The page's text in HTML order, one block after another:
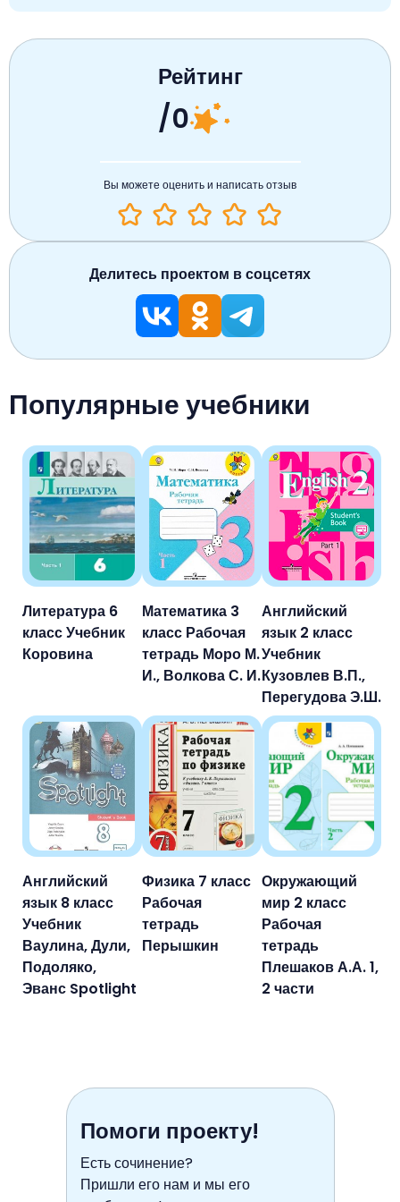
Популярные учебники
Литература 6
класс Учебник
Коровина
Математика 3
класс Рабочая
тетрадь Моро М.
И., Волкова С. И.
Английский
язык 2 класс
Учебник
Кузовлев В.П.,
Перегудова Э.Ш.
Английский
язык 8 класс
Учебник
Ваулина, Дули,
Подоляко,
Эванс Spotlight
Физика 7 класс
Рабочая
тетрадь
Перышкин
Окружающий
мир 2 класс
Рабочая
тетрадь
Плешаков А.А. 1,
2 части
Рейтинг
/0
Вы можете оценить и написать отзыв
Делитесь проектом в соцсетях
Помоги проекту!
Есть сочинение?
Пришли его нам и мы его